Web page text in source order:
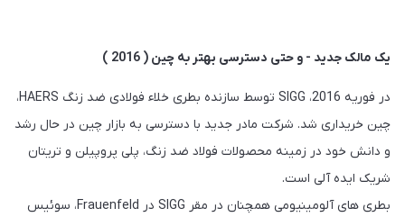
یک مالک جدید - و حتی دسترسی بهتر به چین ( 2016 )
در فوریه 2016، SIGG توسط سازنده بطری خلاء فولادی ضد زنگ HAERS،
چین خریداری شد. شرکت مادر جدید با دسترسی به بازار چین در حال رشد
و دانش خود در زمینه محصولات فولاد ضد زنگ، پلی پروپیلن و تریتان
شریک ایده آلی است.
بطری های آلومینیومی همچنان در مقر SIGG در Frauenfeld، سوئیس